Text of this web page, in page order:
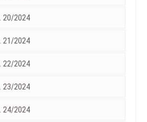
20/2024
21/2024
22/2024
23/2024
24/2024